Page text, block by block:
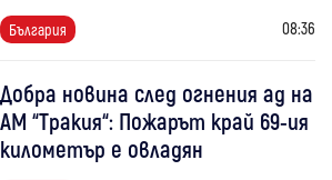
България 08:36
Добра новина след огнения ад на
АМ “Тракия“: Пожарът край 69-ия
километър е овладян